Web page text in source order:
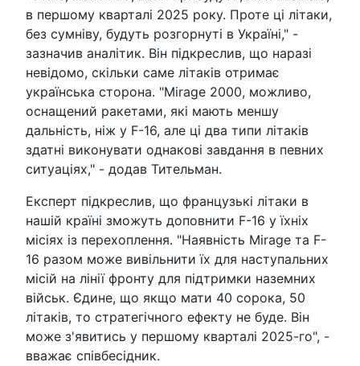
в першому кварталі 2025 року. Проте ці літаки,
без сумніву, будуть розгорнуті в Україні," -
зазначив аналітик. Він підкреслив, що наразі
невідомо, скільки саме літаків отримає
українська сторона. "Mirage 2000, можливо,
оснащений ракетами, які мають меншу
дальність, ніж у F-16, але ці два типи літаків
здатні виконувати однакові завдання в певних
ситуаціях," - додав Тительман.
Експерт підкреслив, що французькі літаки в
нашій країні зможуть доповнити F-16 у їхніх
місіях із перехоплення. "Наявність Mirage та F-
16 разом може вивільнити їх для наступальних
місій на лінії фронту для підтримки наземних
військ. Єдине, що якщо мати 40 сорока, 50
літаків, то стратегічного ефекту не буде. Він
може з'явитись у першому кварталі 2025-го", -
вважає співбесідник.